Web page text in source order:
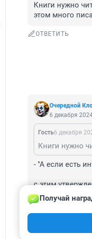
Книги нужно
этом много
ОТВЕТИТЬ
Очередной
6 декабря
Гость6 декабря
- "А если есть
с этим
ОТВЕТИТЬ
Показать
Получай